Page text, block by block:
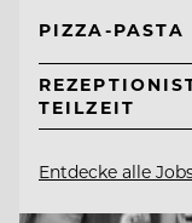
PIZZA-PASTA
TEILZEIT
Entdecke alle